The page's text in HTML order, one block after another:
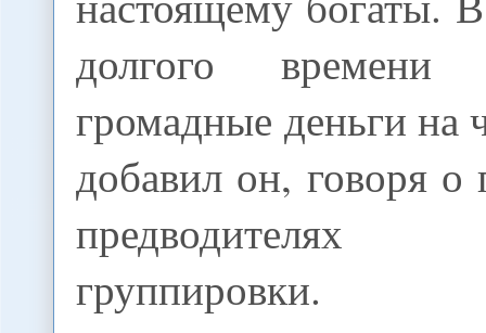
долгого
громадные деньги на
добавил он, говоря о
предводителях
группировки.